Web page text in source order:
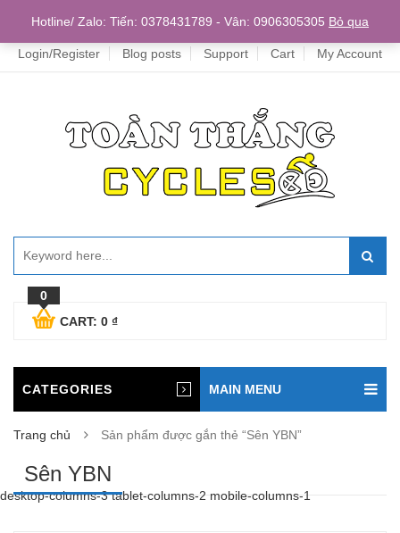
Home
Login/Register Blog posts Support Cart My Account
0
CART: 0 ₫
CATEGORIES MAIN MENU
Trang chủ Sản phẩm được gắn thẻ “Sên YBN”
Sên YBN
desktop-columns-3 tablet-columns-2 mobile-columns-1
Hotline/ Zalo: Tiến: 0378431789 - Vân: 0906305305 Bỏ qua